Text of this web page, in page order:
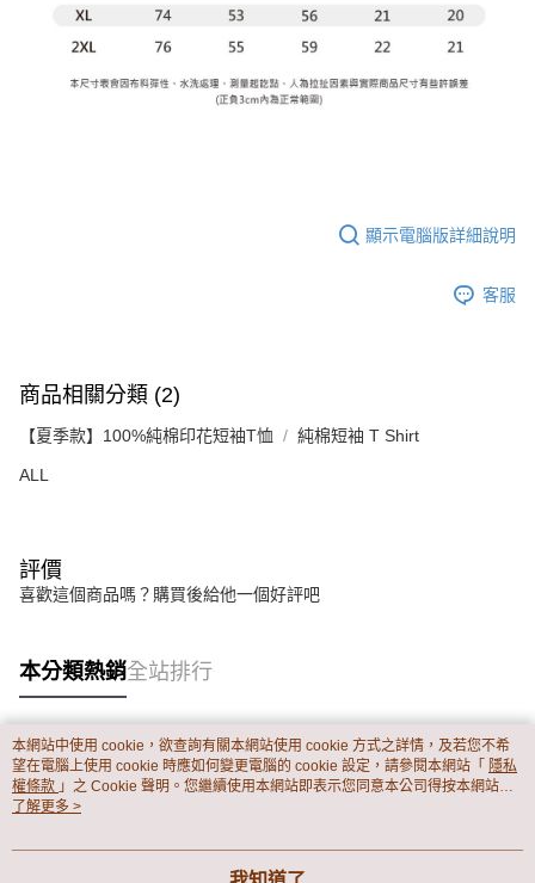
顯示電腦版詳細說明
客服
商品相關分類 (2)
【夏季款】100%純棉印花短袖T恤 純棉短袖 T Shirt
ALL
評價
喜歡這個商品嗎？購買後給他一個好評吧
本分類熱銷全站排行
熱門標籤
本網站中使用 cookie，欲查詢有關本網站使用 cookie 方式之詳情，及若您不希
望在電腦上使用 cookie 時應如何變更電腦的 cookie 設定，請參閱本網站「 隱私
權條款 」之 Cookie 聲明。您繼續使用本網站即表示您同意本公司得按本網站使
用條款之 Cookie 聲明使用 cookie。
了解更多 >